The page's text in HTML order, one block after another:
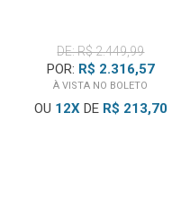
DE: R$ 2.449,99
POR: R$ 2.316,57
À VISTA NO BOLETO
OU 12XDE R$ 213,70